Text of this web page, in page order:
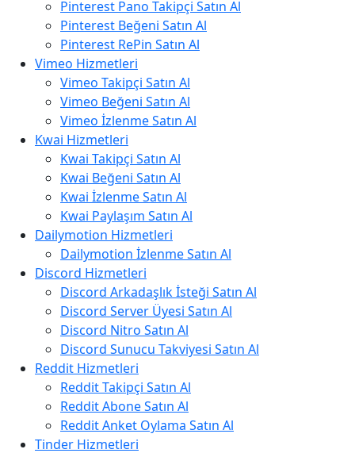
Pinterest Pano Takipçi Satın Al
Pinterest Beğeni Satın Al
Pinterest RePin Satın Al
Vimeo Hizmetleri
Vimeo Takipçi Satın Al
Vimeo Beğeni Satın Al
Vimeo İzlenme Satın Al
Kwai Hizmetleri
Kwai Takipçi Satın Al
Kwai Beğeni Satın Al
Kwai İzlenme Satın Al
Kwai Paylaşım Satın Al
Dailymotion Hizmetleri
Dailymotion İzlenme Satın Al
Discord Hizmetleri
Discord Arkadaşlık İsteği Satın Al
Discord Server Üyesi Satın Al
Discord Nitro Satın Al
Discord Sunucu Takviyesi Satın Al
Reddit Hizmetleri
Reddit Takipçi Satın Al
Reddit Abone Satın Al
Reddit Anket Oylama Satın Al
Tinder Hizmetleri